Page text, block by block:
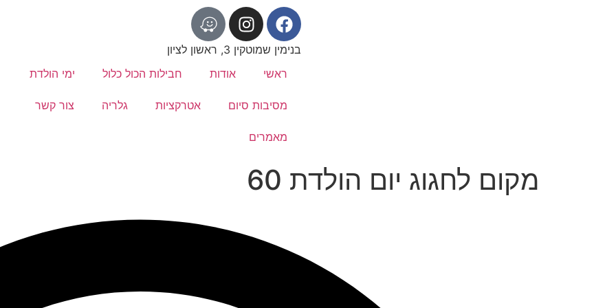
בנימין שמוטקין 3, ראשון לציון
ראשי
אודות חבילות הכול כלול ימי הולדת
מסיבות סיום אטרקציות גלריה צור קשר
מאמרים
מקום לחגוג יום הולדת 60